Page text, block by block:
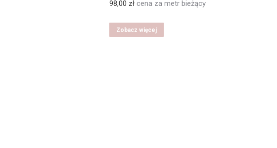
98,00 złcena za metr bieżący
Zobacz więcej